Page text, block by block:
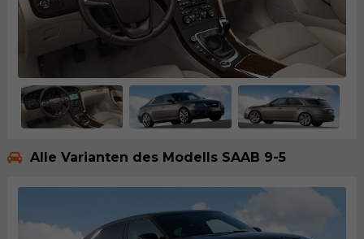
Alle Varianten des Modells SAAB 9-5